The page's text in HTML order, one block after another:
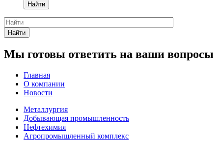
Найти
Найти
Мы готовы ответить на ваши вопросы
Главная
О компании
Новости
Металлургия
Добывающая промышленность
Нефтехимия
Агропромышленный комплекс